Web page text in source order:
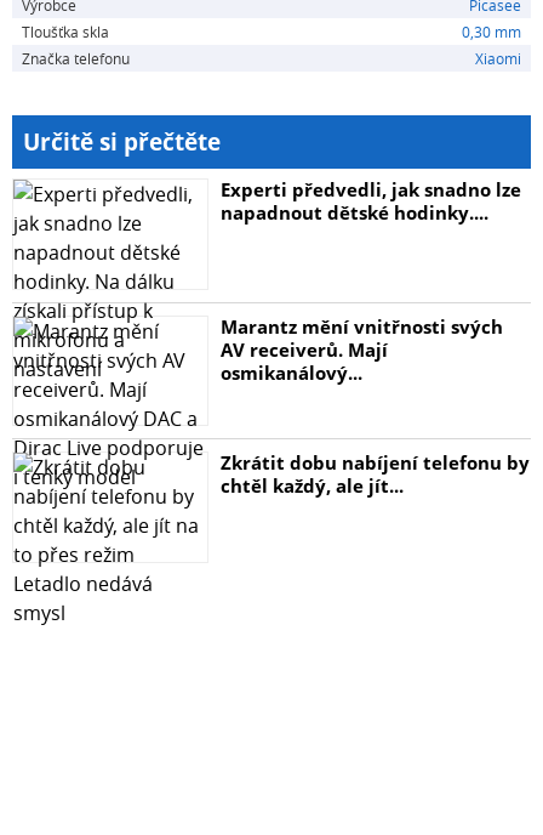
Výrobce
Picasee
Tloušťka skla
0,30 mm
Značka telefonu
Xiaomi
Určitě si přečtěte
Experti předvedli, jak snadno lze
napadnout dětské hodinky....
Marantz mění vnitřnosti svých
AV receiverů. Mají
osmikanálový...
Zkrátit dobu nabíjení telefonu by
chtěl každý, ale jít...